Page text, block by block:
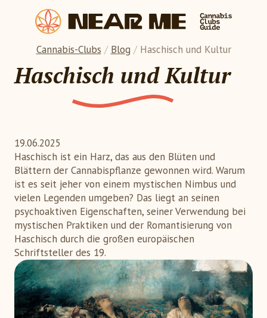
Cannabis-Clubs / Blog / Haschisch und Kultur
Haschisch und Kultur
19.06.2025
Haschisch ist ein Harz, das aus den Blüten und
Blättern der Cannabispflanze gewonnen wird. Warum
ist es seit jeher von einem mystischen Nimbus und
vielen Legenden umgeben? Das liegt an seinen
psychoaktiven Eigenschaften, seiner Verwendung bei
mystischen Praktiken und der Romantisierung von
Haschisch durch die großen europäischen
Schriftsteller des 19.